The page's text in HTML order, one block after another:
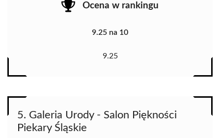
Ocena w rankingu
9.25 na 10
9.25
5. Galeria Urody - Salon Piękności
Piekary Śląskie